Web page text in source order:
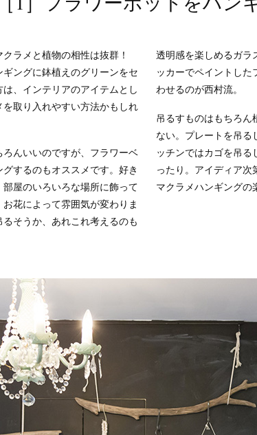
クラメと植物の相性は抜群！
ギングに鉢植えのグリーンをセ
は、インテリアのアイテムとし
を取り入れやすい方法かもしれ
ろんいいのですが、フラワーベ
するのもオススメです。好き
部屋のいろいろな場所に飾って
花によって雰囲気が変わりま
そうか、あれこれ考えるのも
透明感を楽しめるガラ
ッカーでペイントした
わせるのが西村流。
吊るすものはもちろん
ない。プレートを吊る
ッチンではカゴを吊る
ったり。アイディア
マクラメハンギングの